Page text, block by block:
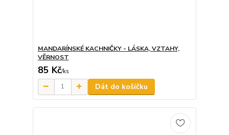
MANDARÍNSKÉ KACHNIČKY - LÁSKA, VZTAHY,
VĚRNOST
85 Kč/ks
Dát do košíčku